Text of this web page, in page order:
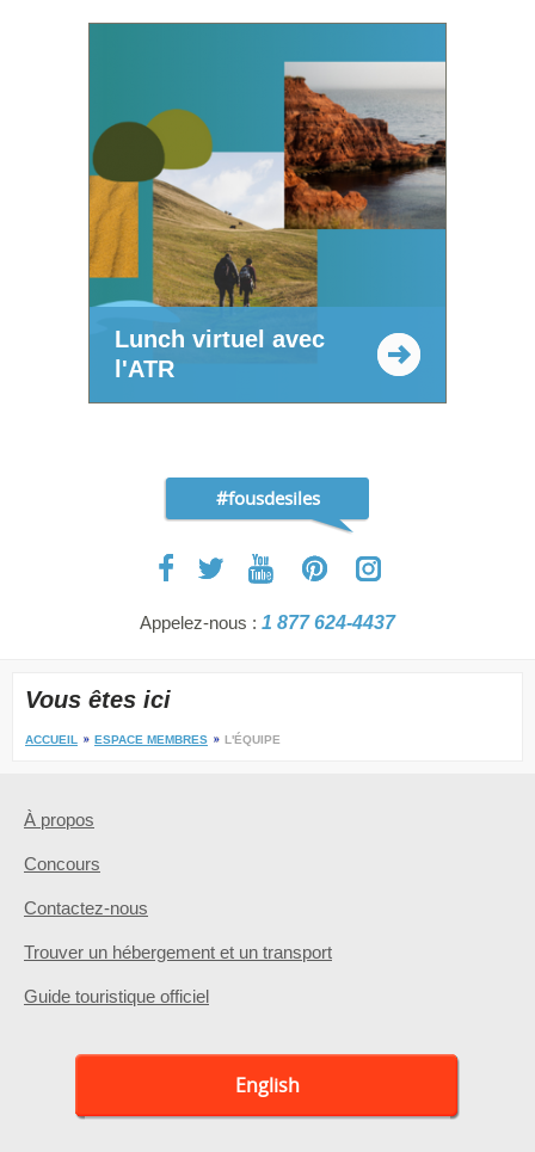
Lunch virtuel avec
l'ATR
#fousdesiles
Appelez-nous : 1 877 624-4437
Vous êtes ici
ACCUEIL ESPACE MEMBRES L'ÉQUIPE
À propos
Concours
Contactez-nous
Trouver un hébergement et un transport
Guide touristique officiel
English